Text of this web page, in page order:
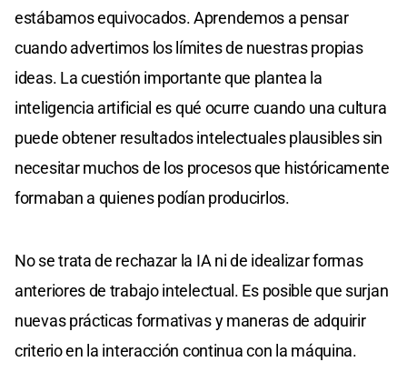
estábamos equivocados. Aprendemos a pensar
cuando advertimos los límites de nuestras propias
ideas. La cuestión importante que plantea la
inteligencia artificial es qué ocurre cuando una cultura
puede obtener resultados intelectuales plausibles sin
necesitar muchos de los procesos que históricamente
formaban a quienes podían producirlos.
No se trata de rechazar la IA ni de idealizar formas
anteriores de trabajo intelectual. Es posible que surjan
nuevas prácticas formativas y maneras de adquirir
criterio en la interacción continua con la máquina.